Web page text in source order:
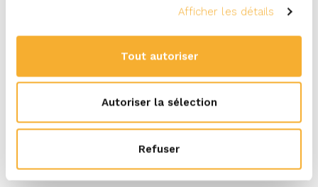
Afficher les détails
Tout autoriser
Autoriser la sélection
Refuser
Disponible en conditionnement de 150 grammes
Découvrir plus de produits